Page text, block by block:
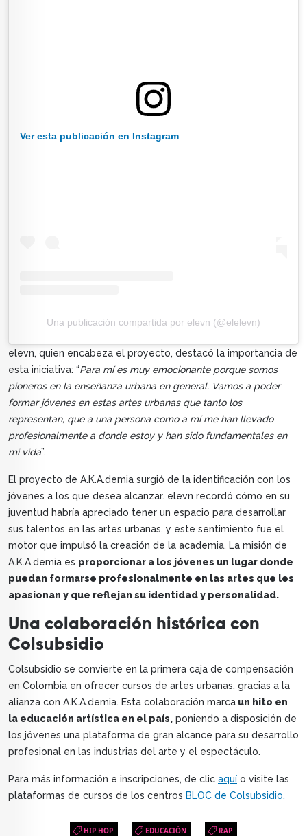
Ver esta publicación en Instagram
Una publicación compartida por elevn (@elelevn)
elevn, quien encabeza el proyecto, destacó la importancia de
esta iniciativa: “Para mí es muy emocionante porque somos
pioneros en la enseñanza urbana en general. Vamos a poder
formar jóvenes en estas artes urbanas que tanto los
representan, que a una persona como a mí me han llevado
profesionalmente a donde estoy y han sido fundamentales en
mi vida”.
El proyecto de A.K.A.demia surgió de la identificación con los
jóvenes a los que desea alcanzar. elevn recordó cómo en su
juventud habría apreciado tener un espacio para desarrollar
sus talentos en las artes urbanas, y este sentimiento fue el
motor que impulsó la creación de la academia. La misión de
A.K.A.demia es proporcionar a los jóvenes un lugar donde
puedan formarse profesionalmente en las artes que les
apasionan y que reflejan su identidad y personalidad.
Una colaboración histórica con
Colsubsidio
Colsubsidio se convierte en la primera caja de compensación
en Colombia en ofrecer cursos de artes urbanas, gracias a la
alianza con A.K.A.demia. Esta colaboración marca un hito en
la educación artística en el país, poniendo a disposición de
los jóvenes una plataforma de gran alcance para su desarrollo
profesional en las industrias del arte y el espectáculo.
Para más información e inscripciones, de clic aquí o visite las
plataformas de cursos de los centros BLOC de Colsubsidio.
HIP HOP EDUCACIÓN RAP